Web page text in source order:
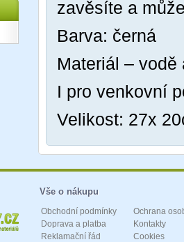
zavěsíte a
Barva: černá
Materiál –
I pro venkovní
Velikost: 27x
Vše o nákupu
Obchodní podmínky
Doprava a platba
Reklamační řád
Ochrana
Kontakty
Cookies